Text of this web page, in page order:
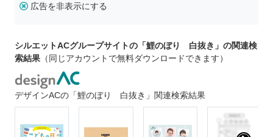
広告を非表示にする
シルエットACグループサイトの「鯉のぼり 白抜き」の関連検
索結果 （同じアカウントで無料ダウンロードできます）
デザインACの「鯉のぼり 白抜き」関連検索結果